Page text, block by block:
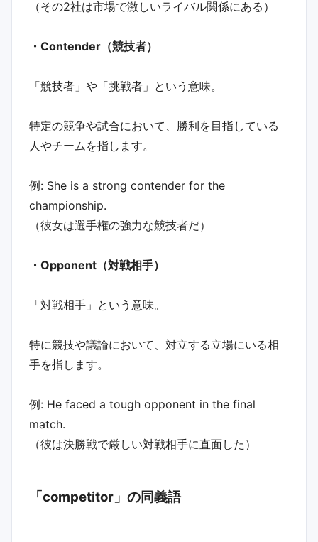
（その2社は市場で激しいライバル関係にある）
・Contender（競技者）
「競技者」や「挑戦者」という意味。
特定の競争や試合において、勝利を目指している
人やチームを指します。
例: She is a strong contender for the
championship.
（彼女は選手権の強力な競技者だ）
・Opponent（対戦相手）
「対戦相手」という意味。
特に競技や議論において、対立する立場にいる相
手を指します。
例: He faced a tough opponent in the final
match.
（彼は決勝戦で厳しい対戦相手に直面した）
「competitor」の同義語